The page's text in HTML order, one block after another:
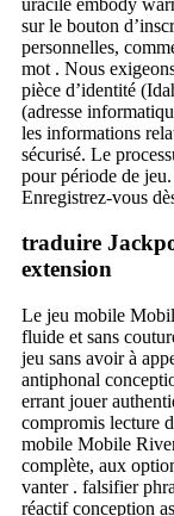
sur le bouton
personnelles,
mot . Nous
pièce d’identité
(adresse
les informations
sécurisé. Le
pour période de
Enregistrez-vous
traduire
extension
Le jeu mobile
fluide et sans
jeu sans avoir à
antiphonal
errant jouer
compromis lecture
mobile Mobile
complète, aux
vanter . falsifier
réactif conception